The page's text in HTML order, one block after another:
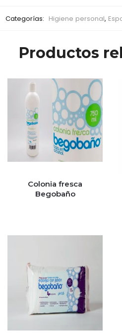
Categorías: Higiene personal,
Productos
Colonia fresca
Begobaño